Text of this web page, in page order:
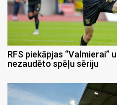
RFS piekāpjas “Valmierai”
nezaudēto spēļu sēriju